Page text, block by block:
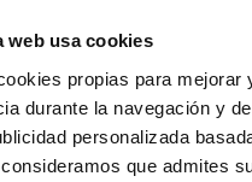
web usa cookies
propias para mejorar
durante la navegación y
personalizada
que admites